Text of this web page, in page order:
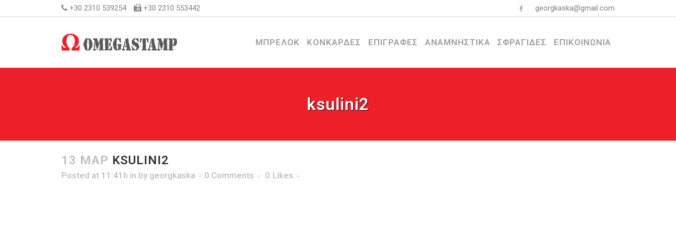
+30 2310 539254 +30 2310 553442 georgkaska@gmail.com
ΜΠΡΕΛΟΚ ΚΟΝΚΑΡΔΕΣ ΕΠΙΓΡΑΦΕΣ ΑΝΑΜΝΗΣΤΙΚΑ ΣΦΡΑΓΙΔΕΣ ΕΠΙΚΟΙΝΩΝΙΑ
ksulini2
13 ΜΑΡ KSULINI2
Posted at 11:41h in by georgkaska 0 Comments 0 Likes